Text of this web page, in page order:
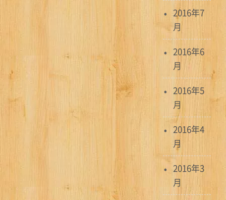
2016年7
月
2016年6
月
2016年5
月
2016年4
月
2016年3
月